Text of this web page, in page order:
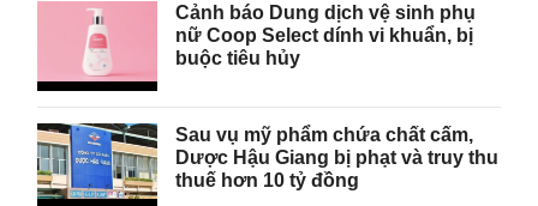
Cảnh báo Dung dịch vệ sinh phụ
nữ Coop Select dính vi khuẩn, bị
buộc tiêu hủy
Sau vụ mỹ phẩm chứa chất cấm,
Dược Hậu Giang bị phạt và truy thu
thuế hơn 10 tỷ đồng